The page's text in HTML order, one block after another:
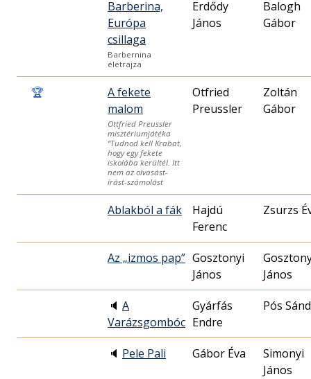
Barberina,
Európa
csillaga
Barbernina
életrajza
Erdődy
János
Balogh
Gábor
🏆
A fekete
malom
Ottfried Preussler
misztériumjátéka
“Tudnod kell Krabat,
hogy egy fekete
iskolába kerültél. Itt
nem az olvasást-
írást-számolást
Otfried
Preussler
Zoltán
Gábor
Ablakból a fák
Hajdú
Ferenc
Zsurzs
Az „izmos pap” Gosztonyi
János
János
🔈 A
Varázsgombóc
Gyárfás
Endre
Pós
🔈 Pele Pali Gábor Éva
Simonyi
János